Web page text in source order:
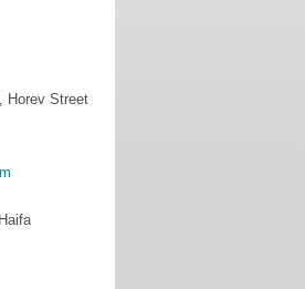
Horev Street